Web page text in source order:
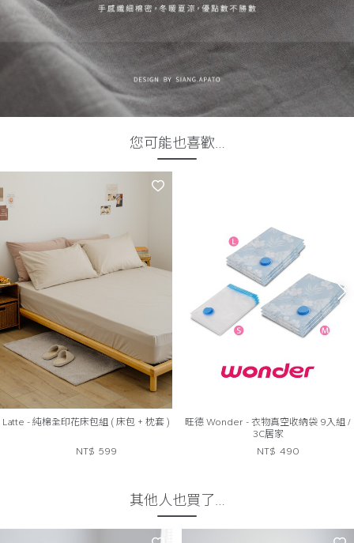
您可能也喜歡…
Latte - 純棉全印花床包組 ( 床包 + 枕套 )
NT$ 599
旺德 Wonder - 衣物真空收納袋 9入組 /
3C居家
NT$ 490
其他人也買了…